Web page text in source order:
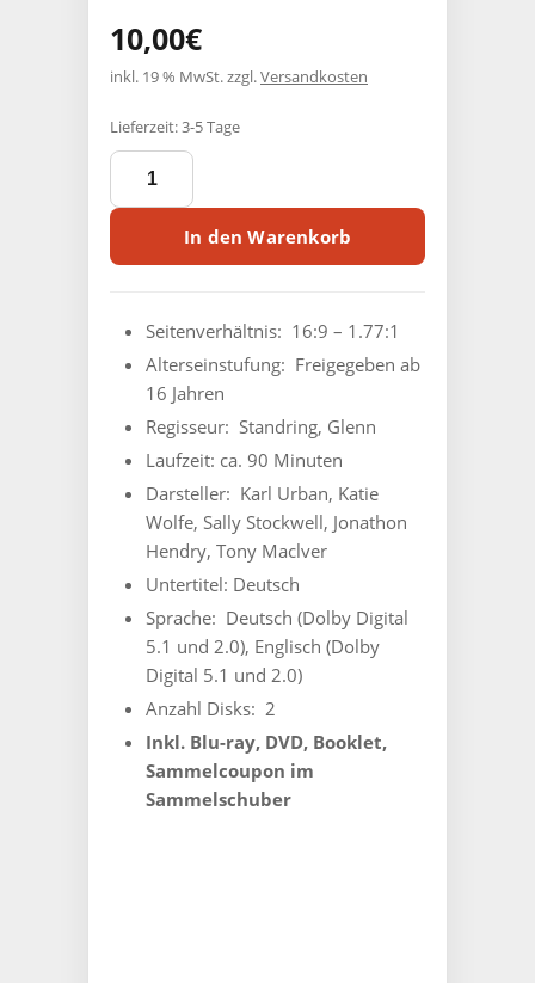
10,00€
inkl. 19 % MwSt.zzgl.Versandkosten
Seitenverhältnis: ‎ 16:9 – 1.77:1
Alterseinstufung: ‎ Freigegeben ab
16 Jahren
Regisseur: ‎ Standring, Glenn
Laufzeit: ‎ ca. 90 Minuten
Darsteller: ‎ Karl Urban, Katie
Wolfe, Sally Stockwell, Jonathon
Hendry, Tony Maclver
Untertitel: Deutsch
Sprache: ‎ Deutsch (Dolby Digital
5.1 und 2.0), Englisch (Dolby
Digital 5.1 und 2.0)
Anzahl Disks: ‎ 2
Inkl. Blu-ray, DVD, Booklet,
Sammelcoupon im
Sammelschuber
Lieferzeit:3-5 Tage
DIE
UNWIDERLEGBARE
WAHRHEIT
DÄMONEN
Disc
Edition
Sammelschuber,
Booklet
und
Sammelcoupon
(10+1)
Limitiert
auf
Menge
In den Warenkorb